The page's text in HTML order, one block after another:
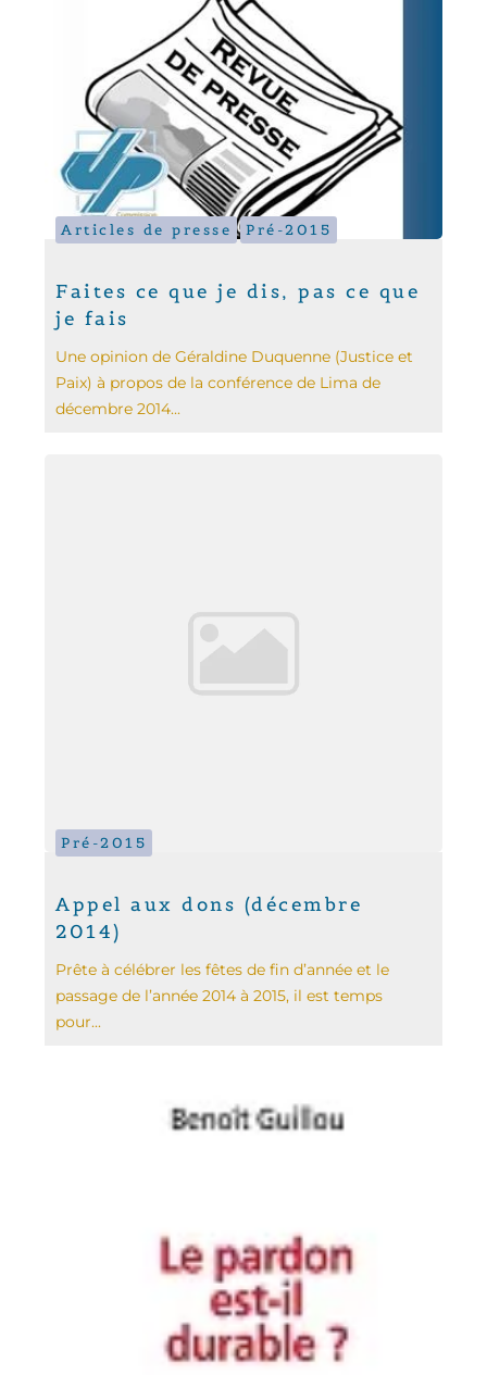
Articles de presse Pré-2015
Faites ce que je dis, pas ce que
je fais
Une opinion de Géraldine Duquenne (Justice et
Paix) à propos de la conférence de Lima de
décembre 2014...
Pré-2015
Appel aux dons (décembre
2014)
Prête à célébrer les fêtes de fin d’année et le
passage de l’année 2014 à 2015, il est temps
pour...